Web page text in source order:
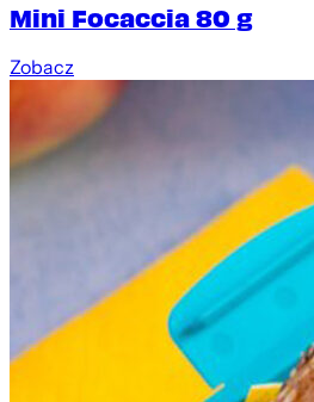
Mini Focaccia 80 g
Zobacz